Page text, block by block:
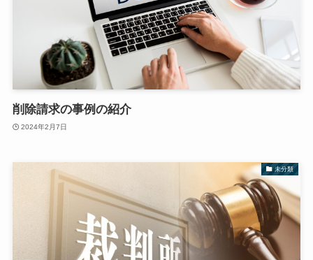
削除請求の事例の紹介
2024年2月7日
未分類